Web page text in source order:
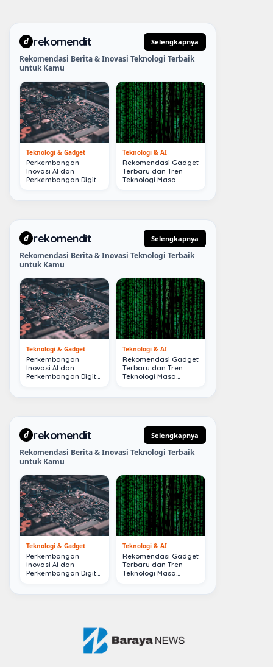
d rekomendit Selengkapnya
Rekomendasi Berita & Inovasi Teknologi Terbaik
untuk Kamu
Teknologi & Gadget
Perkembangan
Inovasi AI dan
Perkembangan Digital
Teknologi & AI
Rekomendasi Gadget
Terbaru dan Tren
Teknologi Masa
d rekomendit Selengkapnya
Rekomendasi Berita & Inovasi Teknologi Terbaik
untuk Kamu
Teknologi & Gadget
Perkembangan
Inovasi AI dan
Perkembangan Digital
Teknologi & AI
Rekomendasi Gadget
Terbaru dan Tren
Teknologi Masa
d rekomendit Selengkapnya
Rekomendasi Berita & Inovasi Teknologi Terbaik
untuk Kamu
Teknologi & Gadget
Perkembangan
Inovasi AI dan
Perkembangan Digital
Teknologi & AI
Rekomendasi Gadget
Terbaru dan Tren
Teknologi Masa